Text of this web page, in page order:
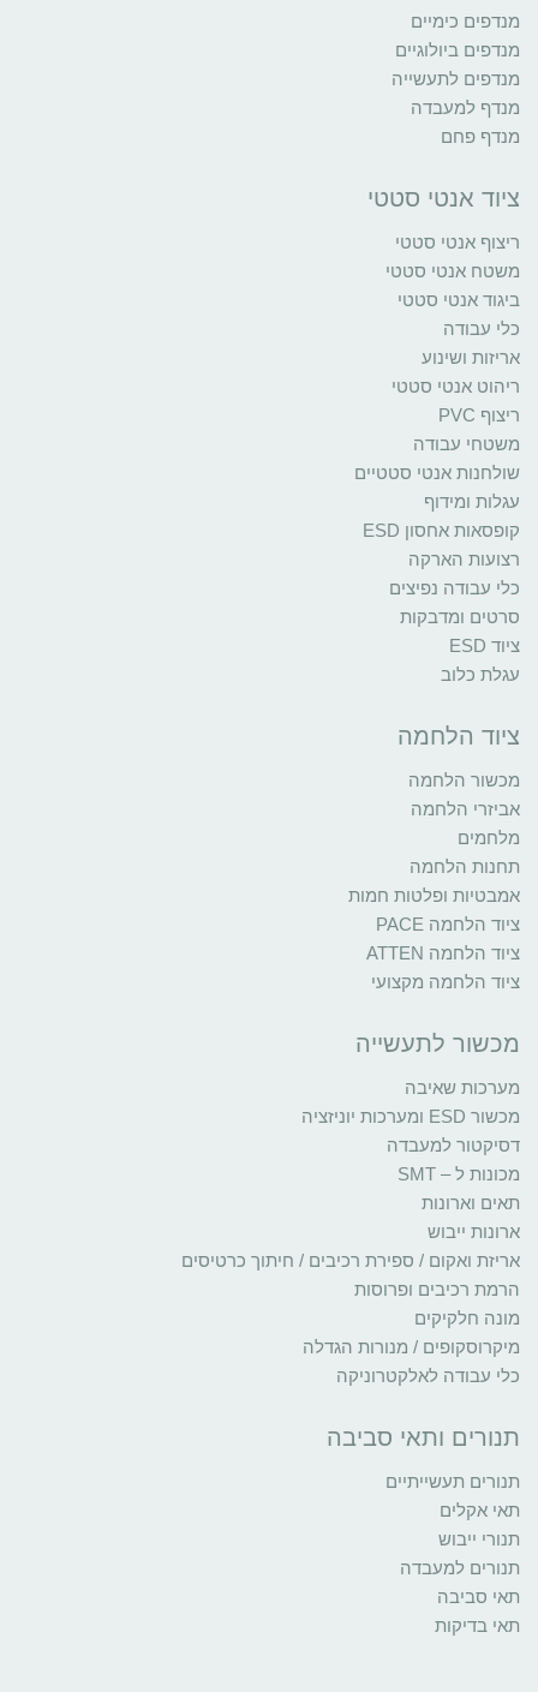
מנדפים כימיים
מנדפים ביולוגיים
מנדפים לתעשייה
מנדף למעבדה
מנדף פחם
ציוד אנטי סטטי
ריצוף אנטי סטטי
משטח אנטי סטטי
ביגוד אנטי סטטי
כלי עבודה
אריזות ושינוע
ריהוט אנטי סטטי
ריצוף PVC
משטחי עבודה
שולחנות אנטי סטטיים
עגלות ומידוף
קופסאות אחסון ESD
רצועות הארקה
כלי עבודה נפיצים
סרטים ומדבקות
ציוד ESD
עגלת כלוב
ציוד הלחמה
מכשור הלחמה
אביזרי הלחמה
מלחמים
תחנות הלחמה
אמבטיות ופלטות חמות
ציוד הלחמה PACE
ציוד הלחמה ATTEN
ציוד הלחמה מקצועי
מכשור לתעשייה
מערכות שאיבה
מכשור ESD ומערכות יוניזציה
דסיקטור למעבדה
מכונות ל – SMT
תאים וארונות
ארונות ייבוש
אריזת ואקום / ספירת רכיבים / חיתוך כרטיסים
הרמת רכיבים ופרוסות
מונה חלקיקים
מיקרוסקופים / מנורות הגדלה
כלי עבודה לאלקטרוניקה
תנורים ותאי סביבה
תנורים תעשייתיים
תאי אקלים
תנורי ייבוש
תנורים למעבדה
תאי סביבה
תאי בדיקות